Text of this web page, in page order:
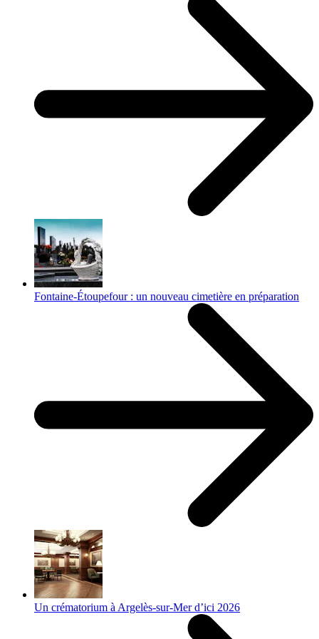
Fontaine-Étoupefour : un nouveau cimetière en préparation
Un crématorium à Argelès-sur-Mer d’ici 2026